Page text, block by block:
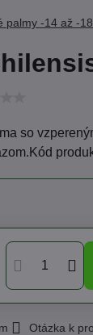
palmy -14 až -
so
Otázka k